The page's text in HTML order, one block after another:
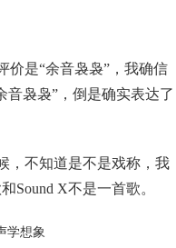
价是“余音袅袅”，我确信
音袅袅”，倒是确实表达了
，不知道是不是戏称，我
Sound X不是一首歌。